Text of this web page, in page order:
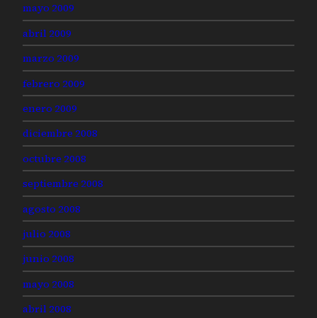
mayo 2009
abril 2009
marzo 2009
febrero 2009
enero 2009
diciembre 2008
octubre 2008
septiembre 2008
agosto 2008
julio 2008
junio 2008
mayo 2008
abril 2008